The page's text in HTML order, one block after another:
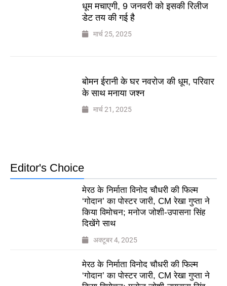
धूम मचाएगी, 9 जनवरी को इसकी रिलीज
डेट तय की गई है
मार्च 25, 2025
बोमन ईरानी के घर नवरोज की धूम, परिवार
के साथ मनाया जश्न
मार्च 21, 2025
Editor's Choice
मेरठ के निर्माता विनोद चौधरी की फिल्म
‘गोदान’ का पोस्टर जारी, CM रेखा गुप्ता ने
किया विमोचन; मनोज जोशी-उपासना सिंह
दिखेंगे साथ
अक्टूबर 4, 2025
मेरठ के निर्माता विनोद चौधरी की फिल्म
‘गोदान’ का पोस्टर जारी, CM रेखा गुप्ता ने